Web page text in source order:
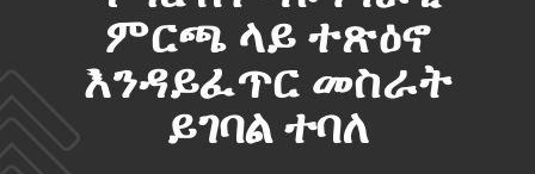
ምርጫ ላይ ተጽዕኖ
እንዳይፈጥር መስራት
ይገባል ተባለ